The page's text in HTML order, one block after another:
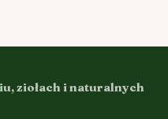
ziołach i naturalnych